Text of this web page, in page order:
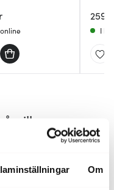
Om
259
I
gillar